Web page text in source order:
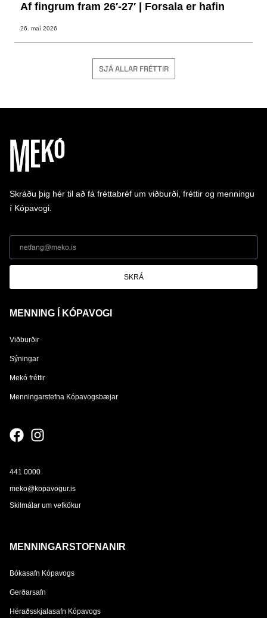
Af fingrum fram 26′-27′ | Forsala er hafin
26. maí 2026
SJÁ ALLAR FRÉTTIR
Skráðu þig hér til að fá fréttabréf um viðburði, fréttir og menningu
í Kópavogi.
SKRÁ
MENNING Í KÓPAVOGI
Viðburðir
Sýningar
Mekó fréttir
Menningarstefna Kópavogsbæjar
441 0000
meko@kopavogur.is
Skilmálar um vefkökur
MENNINGARSTOFNANIR
Bókasafn Kópavogs
Gerðarsafn
Héraðsskjalasafn Kópavogs